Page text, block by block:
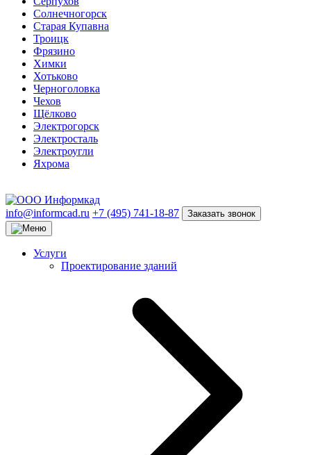
Солнечногорск
Старая Купавна
Троицк
Фрязино
Химки
Хотьково
Черноголовка
Чехов
Щёлково
Электрогорск
Электросталь
Электроугли
Яхрома
info@informcad.ru +7 (495) 741-18-87 Заказать звонок
Услуги
Проектирование зданий